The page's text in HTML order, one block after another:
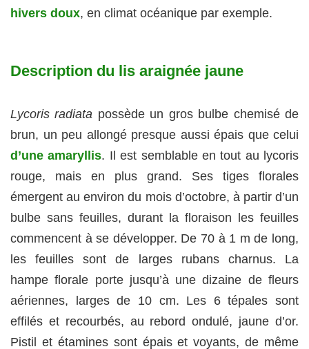
hivers doux, en climat océanique par exemple.
Description du lis araignée jaune
Lycoris radiata possède un gros bulbe chemisé de
brun, un peu allongé presque aussi épais que celui
d’une amaryllis. Il est semblable en tout au lycoris
rouge, mais en plus grand. Ses tiges florales
émergent au environ du mois d’octobre, à partir d’un
bulbe sans feuilles, durant la floraison les feuilles
commencent à se développer. De 70 à 1 m de long,
les feuilles sont de larges rubans charnus. La
hampe florale porte jusqu’à une dizaine de fleurs
aériennes, larges de 10 cm. Les 6 tépales sont
effilés et recourbés, au rebord ondulé, jaune d’or.
Pistil et étamines sont épais et voyants, de même